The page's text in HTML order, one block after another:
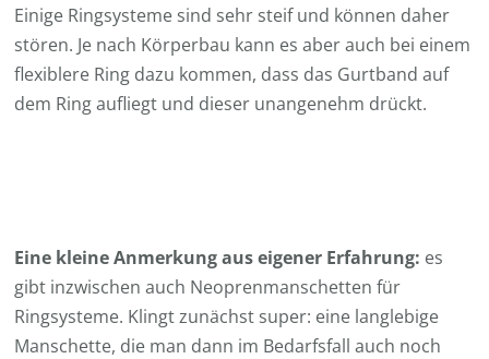
Einige Ringsysteme sind sehr steif und können daher
stören. Je nach Körperbau kann es aber auch bei einem
flexiblere Ring dazu kommen, dass das Gurtband auf
dem Ring aufliegt und dieser unangenehm drückt.
Eine kleine Anmerkung aus eigener Erfahrung: es
gibt inzwischen auch Neoprenmanschetten für
Ringsysteme. Klingt zunächst super: eine langlebige
Manschette, die man dann im Bedarfsfall auch noch